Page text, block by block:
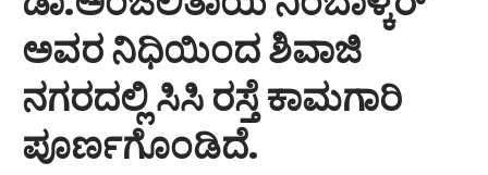
ಅವರ ನಿಧಿಯಿಂದ ಶಿವಾಜಿ
ನಗರದಲ್ಲಿ ಸಿಸಿ ರಸ್ತೆ ಕಾಮಗಾರಿ
ಪೂರ್ಣಗೊಂಡಿದೆ.